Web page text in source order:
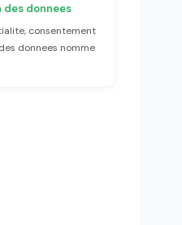
donnees
consentement
donnees nomme